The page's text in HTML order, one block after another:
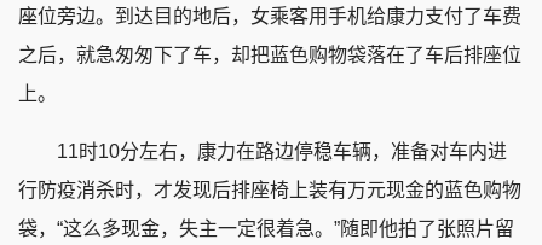
座位旁边。到达目的地后，女乘客用手机给康力支付了车费
之后，就急匆匆下了车，却把蓝色购物袋落在了车后排座位
上。
11时10分左右，康力在路边停稳车辆，准备对车内进
行防疫消杀时，才发现后排座椅上装有万元现金的蓝色购物
袋，“这么多现金，失主一定很着急。”随即他拍了张照片留